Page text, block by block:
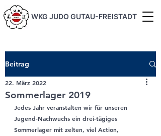
WKG JUDO GUTAU-FREISTADT
Beitrag
Sommerlager 2019
22. März 2022
Jedes Jahr veranstalten wir für unseren
Jugend-Nachwuchs ein drei-tägiges
Sommerlager mit zelten, viel Action,